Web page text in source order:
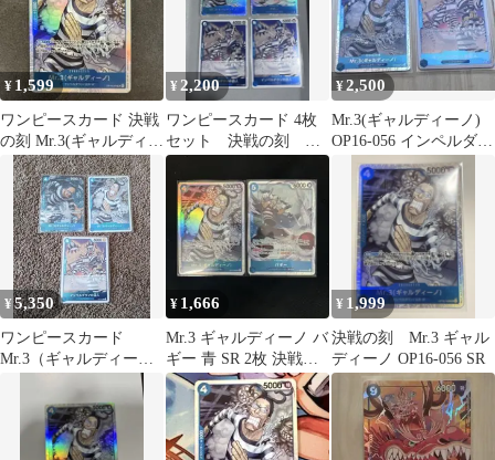
¥ 1,599
ワンピースカード 決戦
の刻 Mr.3(ギャルディー
ノ) OP06-056 SR
¥ 2,200
ワンピースカード 4枚
セット 決戦の刻 イ
ンペルダウンの囚人
¥2,500
Mr.3(ギャルディーノ)
OP16-056 インペルダウ
ンの囚人 セット
¥5,350
ワンピースカード
Mr.3（ギャルディー
ノ） インペルダウンの
囚人 3枚セット
¥ 1,666
Mr.3 ギャルディーノ バ
ギー 青 SR 2枚 決戦の
刻 ワンピースカード
¥ 1,999
決戦の刻 Mr.3 ギャル
ディーノ OP16-056 SR